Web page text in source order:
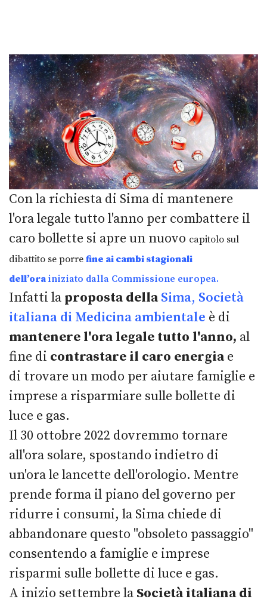
Con la richiesta di Sima di mantenere
l'ora legale tutto l'anno per combattere il
caro bollette si apre un nuovo capitolo sul
dibattito se porre fine ai cambi stagionali
dell’orainiziato dalla Commissione europea.
Infatti la proposta dellaSima, Società
italiana di Medicina ambientale è di
mantenere l'ora legale tutto l'anno, al
fine di contrastare il caro energiae
di trovare un modo per aiutare famiglie e
imprese a risparmiare sulle bollette di
luce e gas.
Il 30 ottobre 2022 dovremmo tornare
all'ora solare, spostando indietro di
un'ora le lancette dell'orologio. Mentre
prende forma il piano del governo per
ridurre i consumi, la Sima chiede di
abbandonare questo "obsoleto passaggio"
consentendo a famiglie e imprese
risparmi sulle bollette di luce e gas.
A inizio settembre la Società italiana di